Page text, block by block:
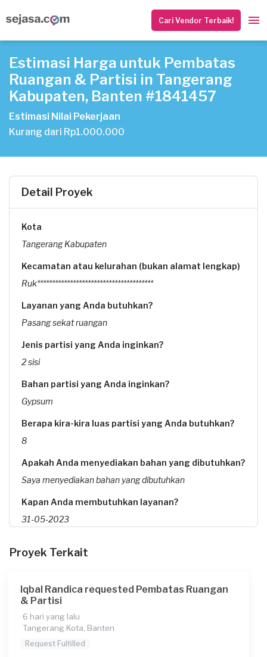
Cari Vendor Terbaik!
Estimasi Harga untuk Pembatas
Ruangan & Partisi in Tangerang
Kabupaten, Banten #1841457
Estimasi Nilai Pekerjaan
Kurang dari Rp1.000.000
Detail Proyek
Kota
Tangerang Kabupaten
Kecamatan atau kelurahan (bukan alamat lengkap)
Ruk***************************************
Layanan yang Anda butuhkan?
Pasang sekat ruangan
Jenis partisi yang Anda inginkan?
2 sisi
Bahan partisi yang Anda inginkan?
Gypsum
Berapa kira-kira luas partisi yang Anda butuhkan?
8
Apakah Anda menyediakan bahan yang dibutuhkan?
Saya menyediakan bahan yang dibutuhkan
Kapan Anda membutuhkan layanan?
31-05-2023
sy mau bikin sekat partisi gypsum 2 sisi. 2 sekat partisi
pengerjaan. saya disini mau tanya brp biaya nya terlebih
dahulu. kalau cocok budget, baru saya minta dikerjakan
Berapa budget total untuk layanan ini?
Kurang dari Rp1.000.000
Proyek Terkait
Iqbal Randica requested Pembatas Ruangan
& Partisi
6 hari yang lalu
Tangerang Kota, Banten
Request Fulfilled